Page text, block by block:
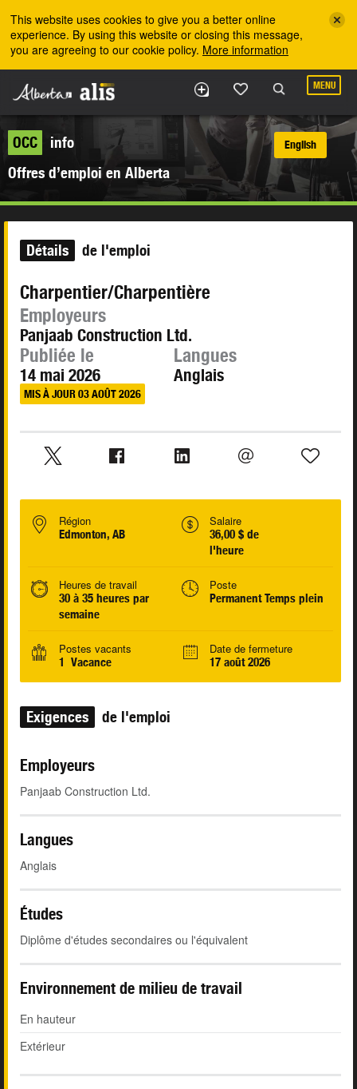
This website uses cookies to give you a better online
experience. By using this website or closing this message,
you are agreeing to our cookie policy. More information
MENU
OCC
info
Offres d’emploi en Alberta
English
Détails de l'emploi
Charpentier/Charpentière
Employeurs
Panjaab Construction Ltd.
Publiée le
14 mai 2026
MIS À JOUR 03 AOÛT 2026
Langues
Anglais
Région
Edmonton, AB
Salaire
36,00 $ de
l'heure
Heures de travail
30 à 35 heures par
semaine
Poste
Permanent Temps plein
Postes vacants
1 Vacance
Date de fermeture
17 août 2026
Exigences de l'emploi
Employeurs
Panjaab Construction Ltd.
Langues
Anglais
Études
Diplôme d'études secondaires ou l'équivalent
Environnement de milieu de travail
En hauteur
Extérieur